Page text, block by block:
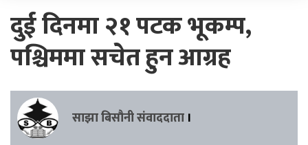
दुई दिनमा २१ पटक भूकम्प,
पश्चिममा सचेत हुन आग्रह
साझा बिसौनी संवाददाता ।